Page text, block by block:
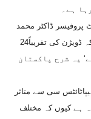
ہے۔
پروفیسر ڈاکٹر محمد
عرفان نے نیوز لینز پاکستان سے بات کرتے ہوئے کہا کہ ڈویژن کی تقریباً24
یہ شرح پاکستان
سی سے متاثر
ہے کیوں کہ مختلف